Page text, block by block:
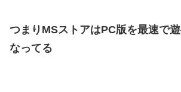
つまりMSストアはPC版を最速で
なってる